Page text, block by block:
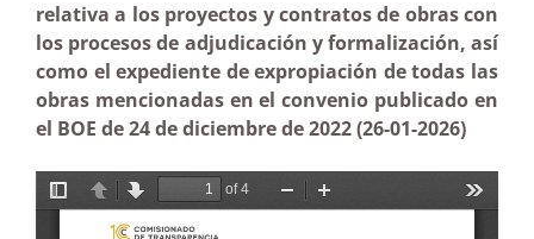
relativa a los proyectos y contratos de obras con
los procesos de adjudicación y formalización, así
como el expediente de expropiación de todas las
obras mencionadas en el convenio publicado en
el BOE de 24 de diciembre de 2022 (26-01-2026)